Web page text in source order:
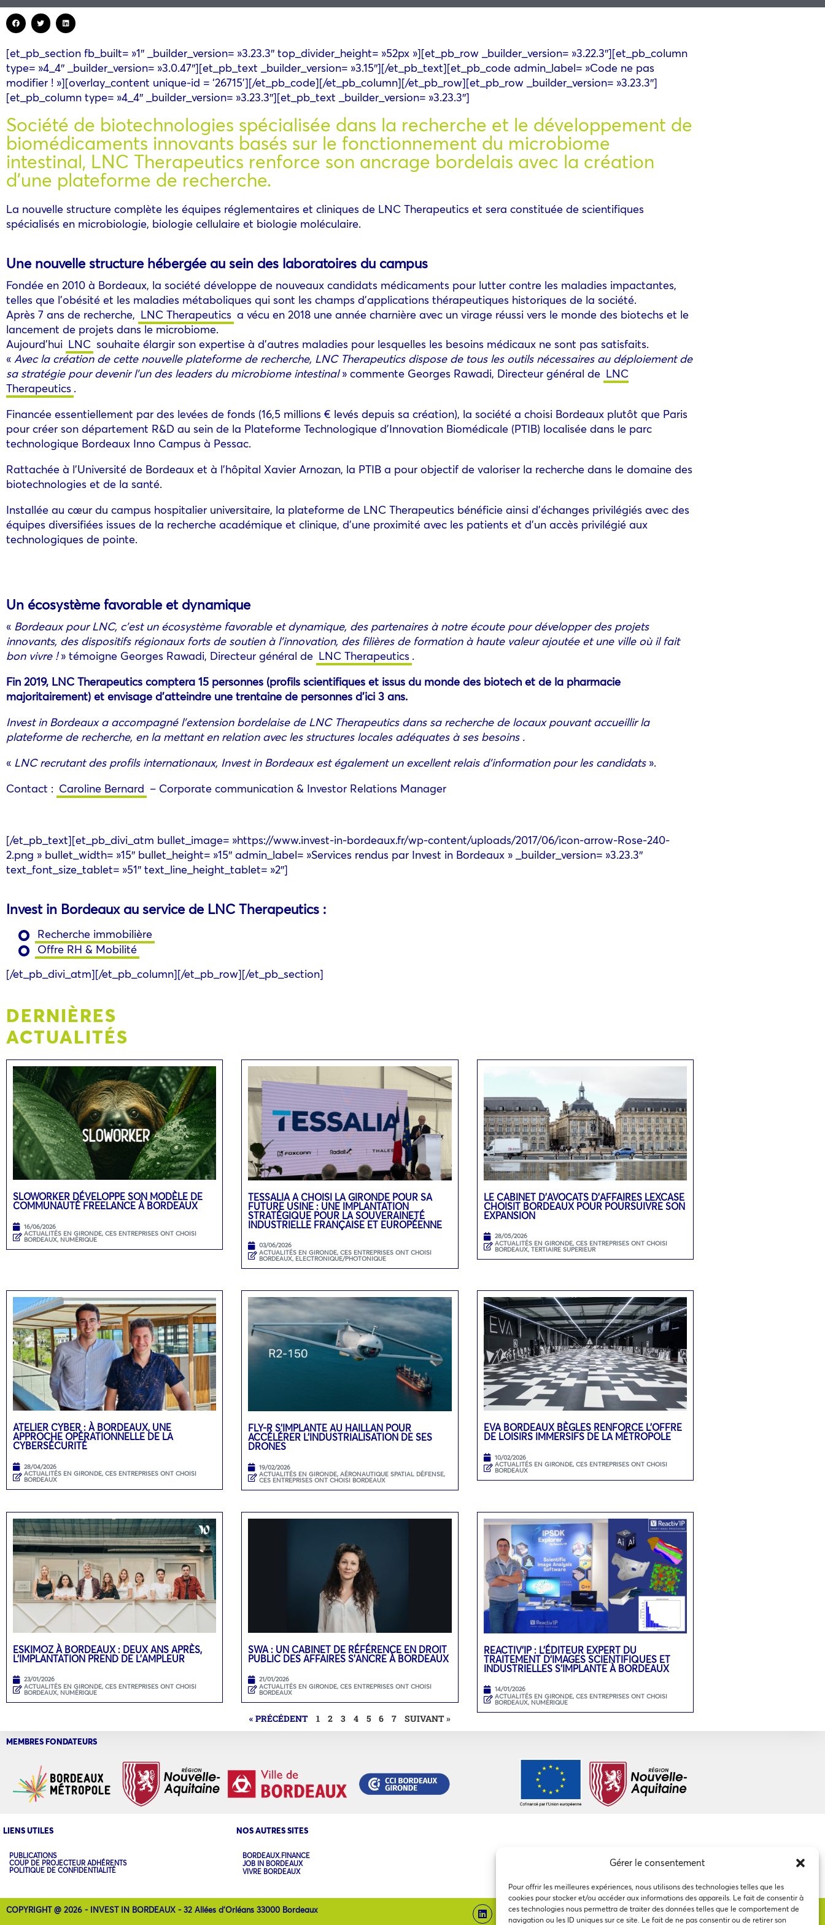
Gérer le consentement
Pour offrir les meilleures expériences, nous utilisons des technologies telles que les
cookies pour stocker et/ou accéder aux informations des appareils. Le fait de consentir à
ces technologies nous permettra de traiter des données telles que le comportement de
navigation ou les ID uniques sur ce site. Le fait de ne pas consentir ou de retirer son
[et_pb_section fb_built= »1″ _builder_version= »3.23.3″ top_divider_height= »52px »][et_pb_row _builder_version= »3.22.3″][et_pb_column
type= »4_4″ _builder_version= »3.0.47″][et_pb_text _builder_version= »3.15″][/et_pb_text][et_pb_code admin_label= »Code ne pas
modifier ! »][overlay_content unique-id = ‘26715’][/et_pb_code][/et_pb_column][/et_pb_row][et_pb_row _builder_version= »3.23.3″]
[et_pb_column type= »4_4″ _builder_version= »3.23.3″][et_pb_text _builder_version= »3.23.3″]
Société de biotechnologies spécialisée dans la recherche et le développement de
biomédicaments innovants basés sur le fonctionnement du microbiome
intestinal, LNC Therapeutics renforce son ancrage bordelais avec la création
d’une plateforme de recherche.
La nouvelle structure complète les équipes réglementaires et cliniques de LNC Therapeutics et sera constituée de scientifiques
spécialisés en microbiologie, biologie cellulaire et biologie moléculaire.
Une nouvelle structure hébergée au sein des laboratoires du campus
Fondée en 2010 à Bordeaux, la société développe de nouveaux candidats médicaments pour lutter contre les maladies impactantes,
telles que l’obésité et les maladies métaboliques qui sont les champs d’applications thérapeutiques historiques de la société.
Après 7 ans de recherche, LNC Therapeutics a vécu en 2018 une année charnière avec un virage réussi vers le monde des biotechs et le
lancement de projets dans le microbiome.
Aujourd’hui LNC souhaite élargir son expertise à d’autres maladies pour lesquelles les besoins médicaux ne sont pas satisfaits.
« Avec la création de cette nouvelle plateforme de recherche, LNC Therapeutics dispose de tous les outils nécessaires au déploiement de
sa stratégie pour devenir l’un des leaders du microbiome intestinal» commente Georges Rawadi, Directeur général de LNC
Therapeutics .
Financée essentiellement par des levées de fonds (16,5 millions € levés depuis sa création), la société a choisi Bordeaux plutôt que Paris
pour créer son département R&D au sein de la Plateforme Technologique d’Innovation Biomédicale (PTIB) localisée dans le parc
technologique Bordeaux Inno Campus à Pessac.
Rattachée à l’Université de Bordeaux et à l’hôpital Xavier Arnozan, la PTIB a pour objectif de valoriser la recherche dans le domaine des
biotechnologies et de la santé.
Installée au cœur du campus hospitalier universitaire, la plateforme de LNC Therapeutics bénéficie ainsi d’échanges privilégiés avec des
équipes diversifiées issues de la recherche académique et clinique, d’une proximité avec les patients et d’un accès privilégié aux
technologiques de pointe.
Un écosystème favorable et dynamique
« Bordeaux pour LNC, c’est un écosystème favorable et dynamique, des partenaires à notre écoute pour développer des projets
innovants, des dispositifs régionaux forts de soutien à l’innovation, des filières de formation à haute valeur ajoutée et une ville où il fait
bon vivre !» témoigne Georges Rawadi, Directeur général de LNC Therapeutics .
Fin 2019, LNC Therapeutics comptera 15 personnes (profils scientifiques et issus du monde des biotech et de la pharmacie
majoritairement) et envisage d’atteindre une trentaine de personnes d’ici 3 ans.
Invest in Bordeaux a accompagné l’extension bordelaise de LNC Therapeutics dans sa recherche de locaux pouvant accueillir la
plateforme de recherche, en la mettant en relation avec les structures locales adéquates à ses besoins .
« LNC recrutant des profils internationaux, Invest in Bordeaux est également un excellent relais d’information pour les candidats ».
Contact : Caroline Bernard – Corporate communication & Investor Relations Manager
[/et_pb_text][et_pb_divi_atm bullet_image= »https://www.invest-in-bordeaux.fr/wp-content/uploads/2017/06/icon-arrow-Rose-240-
2.png » bullet_width= »15″ bullet_height= »15″ admin_label= »Services rendus par Invest in Bordeaux » _builder_version= »3.23.3″
text_font_size_tablet= »51″ text_line_height_tablet= »2″]
Invest in Bordeaux au service de LNC Therapeutics :
Recherche immobilière
Offre RH & Mobilité
[/et_pb_divi_atm][/et_pb_column][/et_pb_row][/et_pb_section]
DERNIÈRES
ACTUALITÉS
SLOWORKER DÉVELOPPE SON MODÈLE DE
COMMUNAUTÉ FREELANCE À BORDEAUX
16/06/2026
ACTUALITÉS EN GIRONDE, CES ENTREPRISES ONT CHOISI
BORDEAUX, NUMÉRIQUE
TESSALIA A CHOISI LA GIRONDE POUR SA
FUTURE USINE : UNE IMPLANTATION
STRATÉGIQUE POUR LA SOUVERAINETÉ
INDUSTRIELLE FRANÇAISE ET EUROPÉENNE
03/06/2026
ACTUALITÉS EN GIRONDE,CES ENTREPRISES ONT CHOISI
BORDEAUX, ELECTRONIQUE/PHOTONIQUE
LE CABINET D’AVOCATS D’AFFAIRES LEXCASE
CHOISIT BORDEAUX POUR POURSUIVRE SON
EXPANSION
28/05/2026
ACTUALITÉS EN GIRONDE, CES ENTREPRISES ONT CHOISI
BORDEAUX, TERTIAIRE SUPERIEUR
ATELIER CYBER : À BORDEAUX, UNE
APPROCHE OPÉRATIONNELLE DE LA
CYBERSÉCURITÉ
28/04/2026
ACTUALITÉS EN GIRONDE, CES ENTREPRISES ONT CHOISI
BORDEAUX
FLY-R S’IMPLANTE AU HAILLAN POUR
ACCÉLÉRER L’INDUSTRIALISATION DE SES
DRONES
19/02/2026
ACTUALITÉS EN GIRONDE,AÉRONAUTIQUE SPATIAL DÉFENSE,
CES ENTREPRISES ONT CHOISI BORDEAUX
EVA BORDEAUX BÈGLES RENFORCE L’OFFRE
DE LOISIRS IMMERSIFS DE LA MÉTROPOLE
10/02/2026
ACTUALITÉS EN GIRONDE, CES ENTREPRISES ONT CHOISI
BORDEAUX
ESKIMOZ À BORDEAUX : DEUX ANS APRÈS,
L’IMPLANTATION PREND DE L’AMPLEUR
23/01/2026
ACTUALITÉS EN GIRONDE, CES ENTREPRISES ONT CHOISI
BORDEAUX, NUMÉRIQUE
SWA : UN CABINET DE RÉFÉRENCE EN DROIT
PUBLIC DES AFFAIRES S’ANCRE À BORDEAUX
21/01/2026
ACTUALITÉS EN GIRONDE,CES ENTREPRISES ONT CHOISI
BORDEAUX
REACTIV’IP : L’ÉDITEUR EXPERT DU
TRAITEMENT D’IMAGES SCIENTIFIQUES ET
INDUSTRIELLES S’IMPLANTE À BORDEAUX
14/01/2026
ACTUALITÉS EN GIRONDE, CES ENTREPRISES ONT CHOISI
BORDEAUX, NUMÉRIQUE
« PRÉCÉDENT 1 2 3 4 5 6 7 SUIVANT »
MEMBRES FONDATEURS
LIENS UTILES
PUBLICATIONS
COUP DE PROJECTEUR ADHÉRENTS
POLITIQUE DE CONFIDENTIALITÉ
NOS AUTRES SITES
BORDEAUX.FINANCE
JOB IN BORDEAUX
VIVRE BORDEAUX
COPYRIGHT @ 2026 - INVEST IN BORDEAUX - 32 Allées d'Orléans 33000 Bordeaux